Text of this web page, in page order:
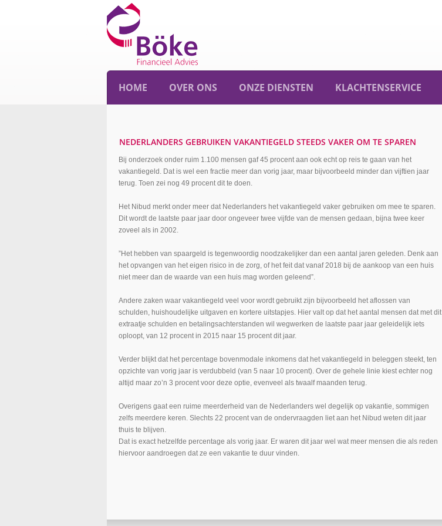
HOME OVER ONS ONZE DIENSTEN KLACHTENSERVICE
NEDERLANDERS GEBRUIKEN VAKANTIEGELD STEEDS VAKER OM TE SPAREN
Bij onderzoek onder ruim 1.100 mensen gaf 45 procent aan ook echt op reis te gaan van het
vakantiegeld. Dat is wel een fractie meer dan vorig jaar, maar bijvoorbeeld minder dan vijftien jaar
terug. Toen zei nog 49 procent dit te doen.
Het Nibud merkt onder meer dat Nederlanders het vakantiegeld vaker gebruiken om mee te sparen.
Dit wordt de laatste paar jaar door ongeveer twee vijfde van de mensen gedaan, bijna twee keer
zoveel als in 2002.
”Het hebben van spaargeld is tegenwoordig noodzakelijker dan een aantal jaren geleden. Denk aan
het opvangen van het eigen risico in de zorg, of het feit dat vanaf 2018 bij de aankoop van een huis
niet meer dan de waarde van een huis mag worden geleend”.
Andere zaken waar vakantiegeld veel voor wordt gebruikt zijn bijvoorbeeld het aflossen van
schulden, huishoudelijke uitgaven en kortere uitstapjes. Hier valt op dat het aantal mensen dat met dit
extraatje schulden en betalingsachterstanden wil wegwerken de laatste paar jaar geleidelijk iets
oploopt, van 12 procent in 2015 naar 15 procent dit jaar.
Verder blijkt dat het percentage bovenmodale inkomens dat het vakantiegeld in beleggen steekt, ten
opzichte van vorig jaar is verdubbeld (van 5 naar 10 procent). Over de gehele linie kiest echter nog
altijd maar zo’n 3 procent voor deze optie, evenveel als twaalf maanden terug.
Overigens gaat een ruime meerderheid van de Nederlanders wel degelijk op vakantie, sommigen
zelfs meerdere keren. Slechts 22 procent van de ondervraagden liet aan het Nibud weten dit jaar
thuis te blijven.
Dat is exact hetzelfde percentage als vorig jaar. Er waren dit jaar wel wat meer mensen die als reden
hiervoor aandroegen dat ze een vakantie te duur vinden.